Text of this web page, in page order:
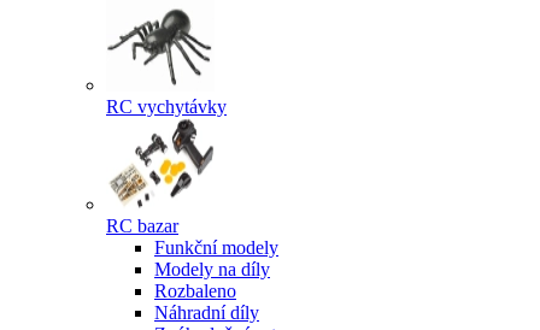
RC vychytávky
RC bazar
Funkční modely
Modely na díly
Rozbaleno
Náhradní díly